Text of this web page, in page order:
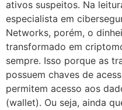
ativos suspeitos. Na
especialista em
Networks, porém, o
transformado em
sempre. Isso porque as
possuem chaves de
permitem acesso aos
(wallet). Ou seja, ainda